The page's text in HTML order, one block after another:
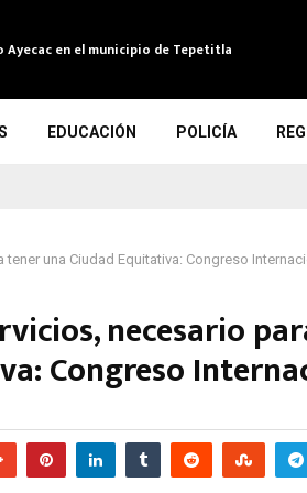
en el municipio de Tepetitla
EDUCACIÓN POLICÍA
una Ciudad Equitativa: Congreso
necesario
Congreso